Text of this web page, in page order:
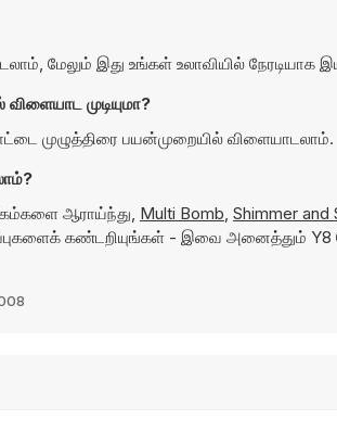
மேலும் இது உங்கள் உலாவியில் நேரடியாக
முடியுமா?
முழுத்திரை பயன்முறையில் விளையாடலாம்.
ஆராய்ந்து, Multi Bomb, Shimmer and
கண்டறியுங்கள் - இவை அனைத்தும் Y8